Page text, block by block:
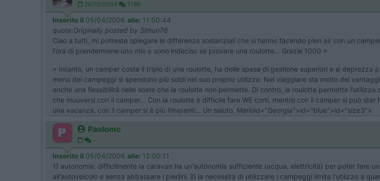
26/10/2004 7186
Inserito il 05/04/2006 alle: 11:50:44
quote:Originally posted by Simun76
Ciao a tutti, mi potreste spiegare le differenze sostanziali che si hanno facendo plen air con un
l'ora di prendermene uno mio e sono indeciso se provare una roulotte... Grazie 1000 >
> Intanto, un camper costa il triplo di una roulotte, ha delle spese di gestione superiori e si deprezza
meno dei campeggi si spendono più soldi nel suo proprio utilizzo. Nel viaggiare sta molto del
anche una flessibilità nelle soste che la roulotte non permette. Di contro, la roulotte permette
che muoversi con il camper... Con la roulotte è difficile fare WE corti, mentre con il camper si può
una vacanza, con il camper si è più itineranti... Un saluto, Marioid="Georgia">id="blue">id="size3">
Paolomc
-
Inserito il 05/04/2006 alle: 12:00:11
1) autonomia: difficilmente la caravan ha un'autonomia sufficiente (acqua, elettricità) per poter fare
all'autoveicolo e senza abbassare i piedini 3) la necessità di utilizzare i campeggi limita l'utilizzo a